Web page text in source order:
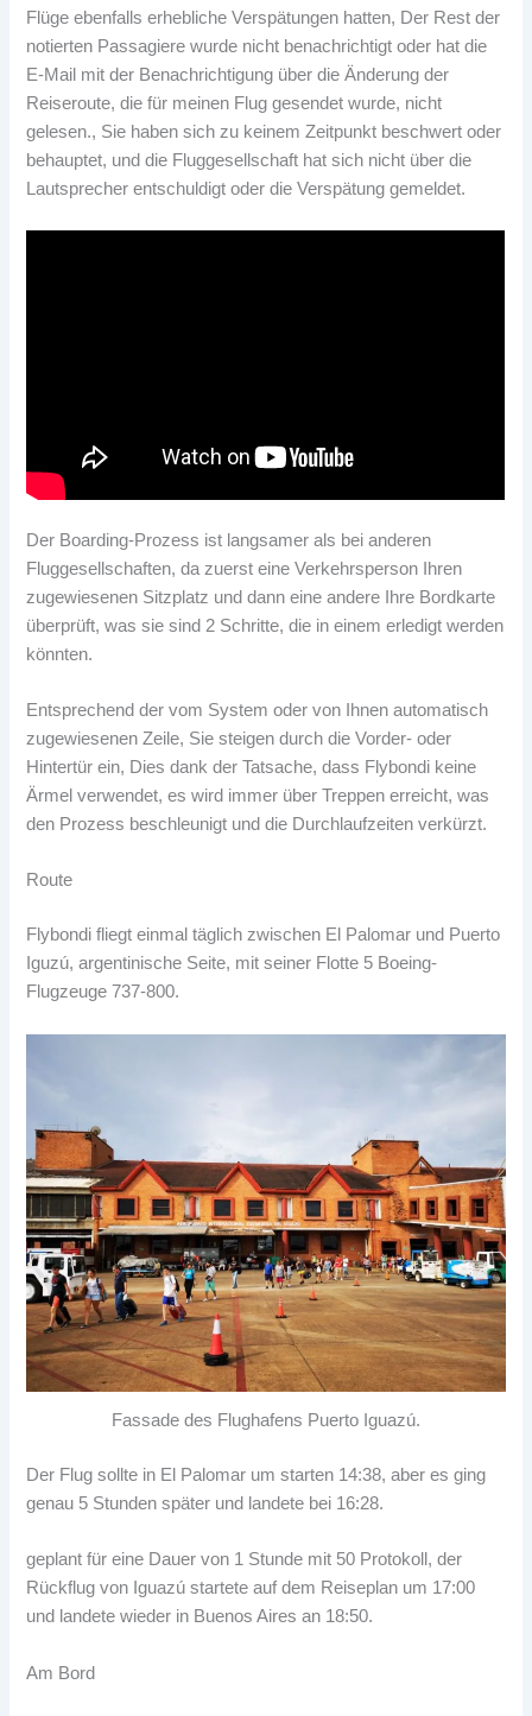
Flüge ebenfalls erhebliche Verspätungen hatten, Der Rest der
notierten Passagiere wurde nicht benachrichtigt oder hat die
E-Mail mit der Benachrichtigung über die Änderung der
Reiseroute, die für meinen Flug gesendet wurde, nicht
gelesen., Sie haben sich zu keinem Zeitpunkt beschwert oder
behauptet, und die Fluggesellschaft hat sich nicht über die
Lautsprecher entschuldigt oder die Verspätung gemeldet.
Der Boarding-Prozess ist langsamer als bei anderen
Fluggesellschaften, da zuerst eine Verkehrsperson Ihren
zugewiesenen Sitzplatz und dann eine andere Ihre Bordkarte
überprüft, was sie sind 2 Schritte, die in einem erledigt werden
könnten.
Entsprechend der vom System oder von Ihnen automatisch
zugewiesenen Zeile, Sie steigen durch die Vorder- oder
Hintertür ein, Dies dank der Tatsache, dass Flybondi keine
Ärmel verwendet, es wird immer über Treppen erreicht, was
den Prozess beschleunigt und die Durchlaufzeiten verkürzt.
Route
Flybondi fliegt einmal täglich zwischen El Palomar und Puerto
Iguzú, argentinische Seite, mit seiner Flotte 5 Boeing-
Flugzeuge 737-800.
Fassade des Flughafens Puerto Iguazú.
Der Flug sollte in El Palomar um starten 14:38, aber es ging
genau 5 Stunden später und landete bei 16:28.
geplant für eine Dauer von 1 Stunde mit 50 Protokoll, der
Rückflug von Iguazú startete auf dem Reiseplan um 17:00
und landete wieder in Buenos Aires an 18:50.
Am Bord